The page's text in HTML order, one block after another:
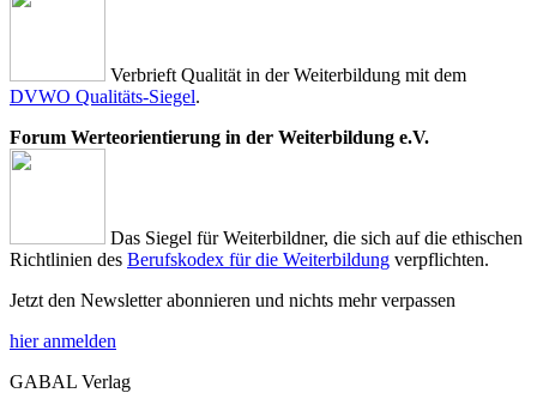
Verbrieft Qualität in der Weiterbildung mit dem
DVWO Qualitäts-Siegel.
Forum Werteorientierung in der Weiterbildung e.V.
Das Siegel für Weiterbildner, die sich auf die ethischen
Richtlinien des Berufskodex für die Weiterbildung verpflichten.
Jetzt den Newsletter abonnieren und nichts mehr verpassen
hier anmelden
GABAL Verlag